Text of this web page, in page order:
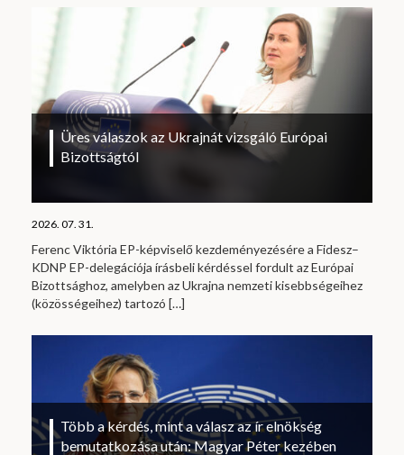
Üres válaszok az Ukrajnát vizsgáló Európai
Bizottságtól
2026. 07. 31.
Ferenc Viktória EP-képviselő kezdeményezésére a Fidesz–
KDNP EP-delegációja írásbeli kérdéssel fordult az Európai
Bizottsághoz, amelyben az Ukrajna nemzeti kisebbségeihez
(közösségeihez) tartozó […]
Több a kérdés, mint a válasz az ír elnökség
bemutatkozása után: Magyar Péter kezében